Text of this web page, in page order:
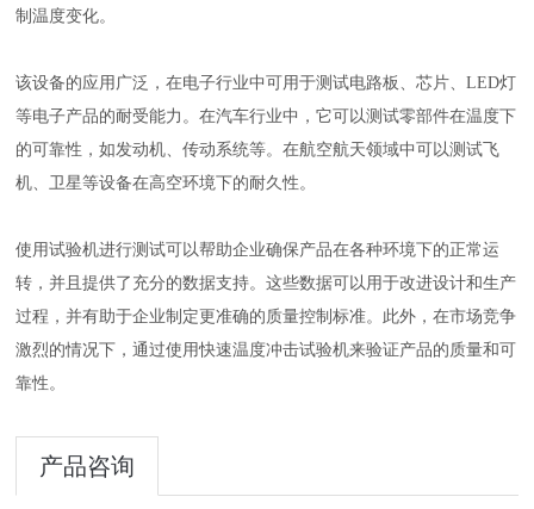
制温度变化。
该设备的应用广泛，在电子行业中可用于测试电路板、芯片、LED灯
等电子产品的耐受能力。在汽车行业中，它可以测试零部件在温度下
的可靠性，如发动机、传动系统等。在航空航天领域中可以测试飞
机、卫星等设备在高空环境下的耐久性。
使用试验机进行测试可以帮助企业确保产品在各种环境下的正常运
转，并且提供了充分的数据支持。这些数据可以用于改进设计和生产
过程，并有助于企业制定更准确的质量控制标准。此外，在市场竞争
激烈的情况下，通过使用快速温度冲击试验机来验证产品的质量和可
靠性。
产品咨询